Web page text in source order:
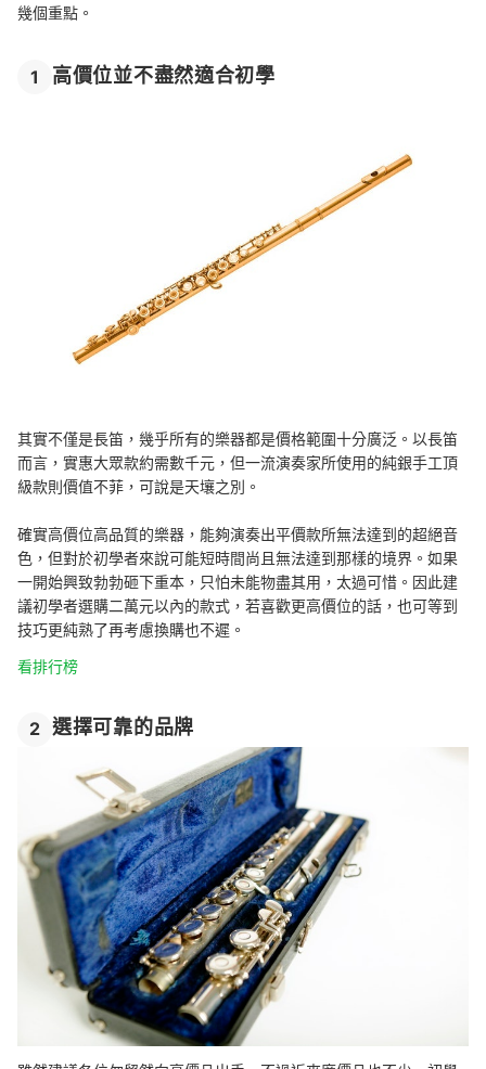
幾個重點。
1 高價位並不盡然適合初學
其實不僅是長笛，幾乎所有的樂器都是價格範圍十分廣泛。以長笛
而言，實惠大眾款約需數千元，但一流演奏家所使用的純銀手工頂
級款則價值不菲，可說是天壤之別。
確實高價位高品質的樂器，能夠演奏出平價款所無法達到的超絕音
色，但對於初學者來說可能短時間尚且無法達到那樣的境界。如果
一開始興致勃勃砸下重本，只怕未能物盡其用，太過可惜。因此建
議初學者選購二萬元以內的款式，若喜歡更高價位的話，也可等到
技巧更純熟了再考慮換購也不遲。
看排行榜
2 選擇可靠的品牌